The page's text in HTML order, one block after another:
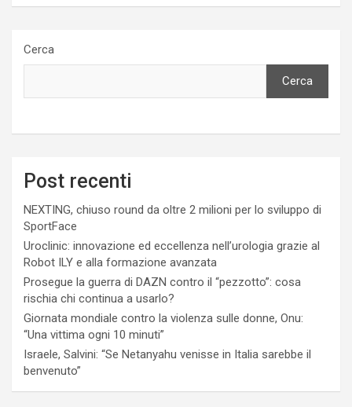
Cerca
Cerca
Post recenti
NEXTING, chiuso round da oltre 2 milioni per lo sviluppo di
SportFace
Uroclinic: innovazione ed eccellenza nell’urologia grazie al
Robot ILY e alla formazione avanzata
Prosegue la guerra di DAZN contro il “pezzotto”: cosa
rischia chi continua a usarlo?
Giornata mondiale contro la violenza sulle donne, Onu:
“Una vittima ogni 10 minuti”
Israele, Salvini: “Se Netanyahu venisse in Italia sarebbe il
benvenuto”